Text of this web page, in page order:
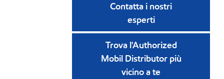
Contatta i nostri
esperti
Trova l'Authorized
Mobil Distributor più
vicino a te